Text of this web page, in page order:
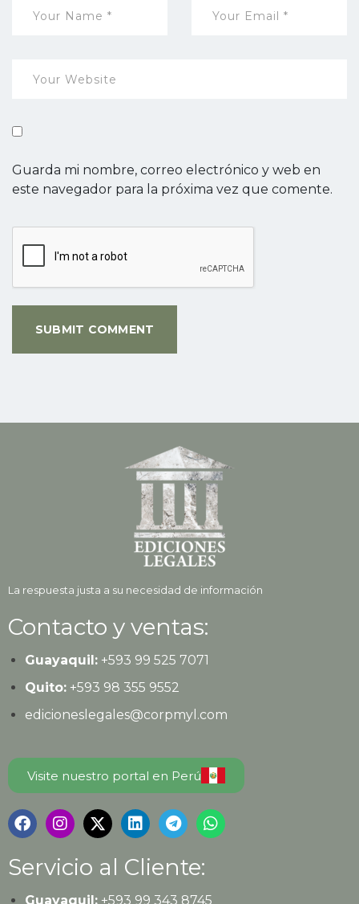
Guarda mi nombre, correo electrónico y web en
este navegador para la próxima vez que comente.
La respuesta justa a su necesidad de información
Contacto y ventas:
Guayaquil:+593 99 525 7071
Quito:+593 98 355 9552
edicioneslegales@corpmyl.com
Visite nuestro portal en Perú
Servicio al Cliente:
Guayaquil:+593 99 343 8745